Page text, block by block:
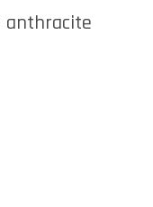
anthracite